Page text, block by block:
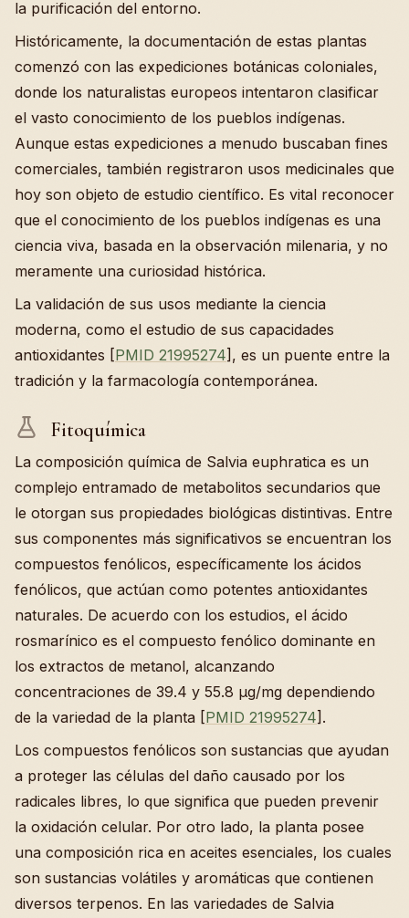
la purificación del entorno.
Históricamente, la documentación de estas plantas
comenzó con las expediciones botánicas coloniales,
donde los naturalistas europeos intentaron clasificar
el vasto conocimiento de los pueblos indígenas.
Aunque estas expediciones a menudo buscaban fines
comerciales, también registraron usos medicinales que
hoy son objeto de estudio científico. Es vital reconocer
que el conocimiento de los pueblos indígenas es una
ciencia viva, basada en la observación milenaria, y no
meramente una curiosidad histórica.
La validación de sus usos mediante la ciencia
moderna, como el estudio de sus capacidades
antioxidantes [PMID 21995274], es un puente entre la
tradición y la farmacología contemporánea.
Fitoquímica
La composición química de Salvia euphratica es un
complejo entramado de metabolitos secundarios que
le otorgan sus propiedades biológicas distintivas. Entre
sus componentes más significativos se encuentran los
compuestos fenólicos, específicamente los ácidos
fenólicos, que actúan como potentes antioxidantes
naturales. De acuerdo con los estudios, el ácido
rosmarínico es el compuesto fenólico dominante en
los extractos de metanol, alcanzando
concentraciones de 39.4 y 55.8 µg/mg dependiendo
de la variedad de la planta [PMID 21995274].
Los compuestos fenólicos son sustancias que ayudan
a proteger las células del daño causado por los
radicales libres, lo que significa que pueden prevenir
la oxidación celular. Por otro lado, la planta posee
una composición rica en aceites esenciales, los cuales
son sustancias volátiles y aromáticas que contienen
diversos terpenos. En las variedades de Salvia